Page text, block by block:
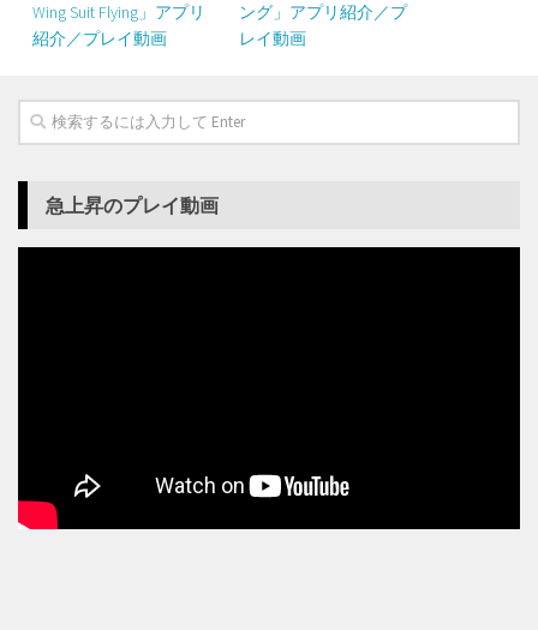
Wing Suit Flying」アプリ
紹介／プレイ動画
ング」アプリ紹介／プ
レイ動画
急上昇のプレイ動画